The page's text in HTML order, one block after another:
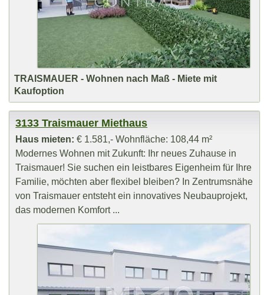
TRAISMAUER - Wohnen nach Maß - Miete mit
Kaufoption
3133 Traismauer Miethaus
Haus mieten: € 1.581,- Wohnfläche: 108,44 m²
Modernes Wohnen mit Zukunft: Ihr neues Zuhause in
Traismauer! Sie suchen ein leistbares Eigenheim für Ihre
Familie, möchten aber flexibel bleiben? In Zentrumsnähe
von Traismauer entsteht ein innovatives Neubauprojekt,
das modernen Komfort ...